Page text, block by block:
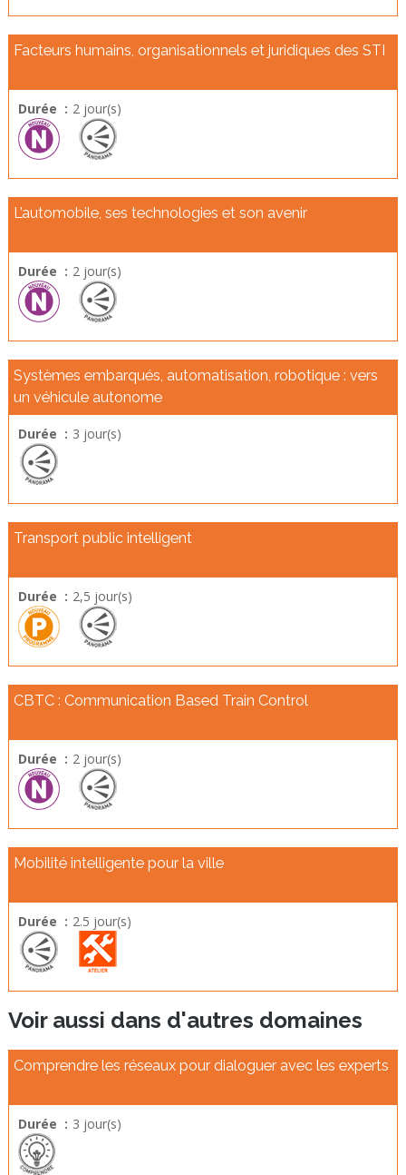
Facteurs humains, organisationnels et juridiques des STI
Durée : 2 jour(s)
L’automobile, ses technologies et son avenir
Durée : 2 jour(s)
Systèmes embarqués, automatisation, robotique : vers
un véhicule autonome
Durée : 3 jour(s)
Transport public intelligent
Durée : 2,5 jour(s)
CBTC : Communication Based Train Control
Durée : 2 jour(s)
Mobilité intelligente pour la ville
Durée : 2.5 jour(s)
Voir aussi dans d'autres domaines
Comprendre les réseaux pour dialoguer avec les experts
Durée : 3 jour(s)